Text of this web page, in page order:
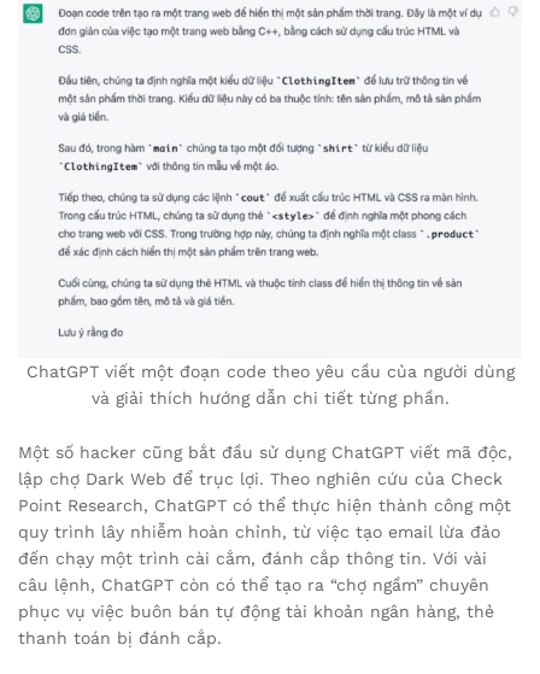
ChatGPT viết một đoạn code theo yêu cầu của người dùng
và giải thích hướng dẫn chi tiết từng phần.
Một số hacker cũng bắt đầu sử dụng ChatGPT viết mã độc,
lập chợ Dark Web để trục lợi. Theo nghiên cứu của Check
Point Research, ChatGPT có thể thực hiện thành công một
quy trình lây nhiễm hoàn chỉnh, từ việc tạo email lừa đảo
đến chạy một trình cài cắm, đánh cắp thông tin. Với vài
câu lệnh, ChatGPT còn có thể tạo ra “chợ ngầm” chuyên
phục vụ việc buôn bán tự động tài khoản ngân hàng, thẻ
thanh toán bị đánh cắp.